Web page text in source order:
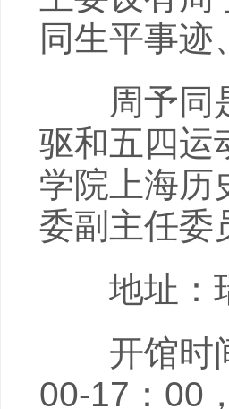
同生平事迹
周予同是
驱和五四运
学院上海历
委副主任委
地址：瑞
开馆时间
00-17：00